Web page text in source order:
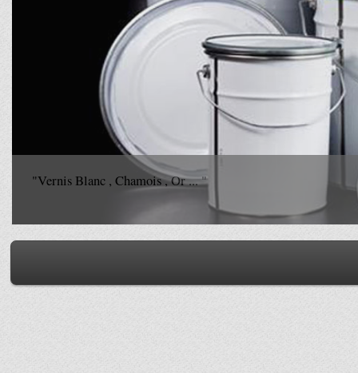
"Vernis Blanc , Chamois , Or ... "